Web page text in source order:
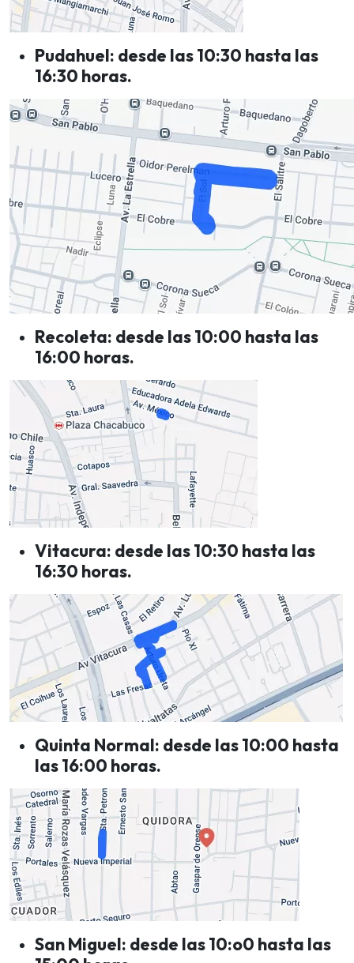
Pudahuel: desde las 10:30 hasta las
16:30 horas.
Recoleta: desde las 10:00 hasta las
16:00 horas.
Vitacura: desde las 10:30 hasta las
16:30 horas.
Quinta Normal: desde las 10:00 hasta
las 16:00 horas.
San Miguel: desde las 10:o0 hasta las